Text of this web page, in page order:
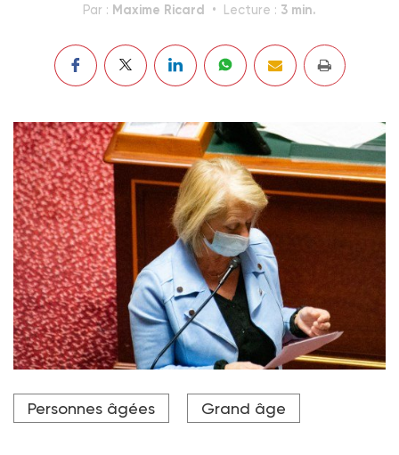
Par : Maxime Ricard Lecture : 3 min.
Brigitte Bourguignon s’exprimant devant le Sénat.
Crédit photo Studio Hans Lucas via AFP
Personnes âgées Grand âge